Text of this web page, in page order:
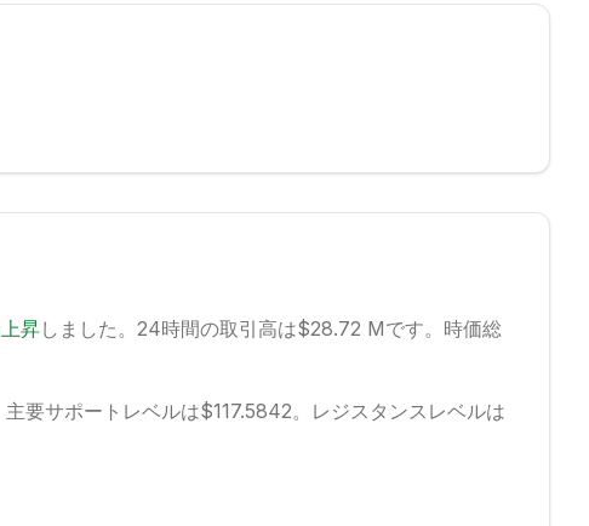
上昇しました。 24時間の取引高は$28.72 Mです。 時価総
主要サポートレベルは$117.5842。
レジスタンスレベルは